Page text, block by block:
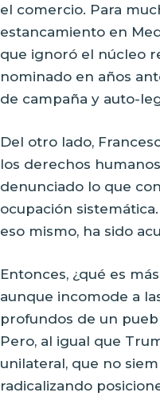
el comercio. Para
estancamiento en
que ignoró el núcleo
nominado en años
de campaña y auto-
Del otro lado,
los derechos
denunciado lo que
ocupación
eso mismo, ha sido
Entonces, ¿qué es
aunque incomode a
profundos de un
Pero, al igual que
unilateral, que no
radicalizando